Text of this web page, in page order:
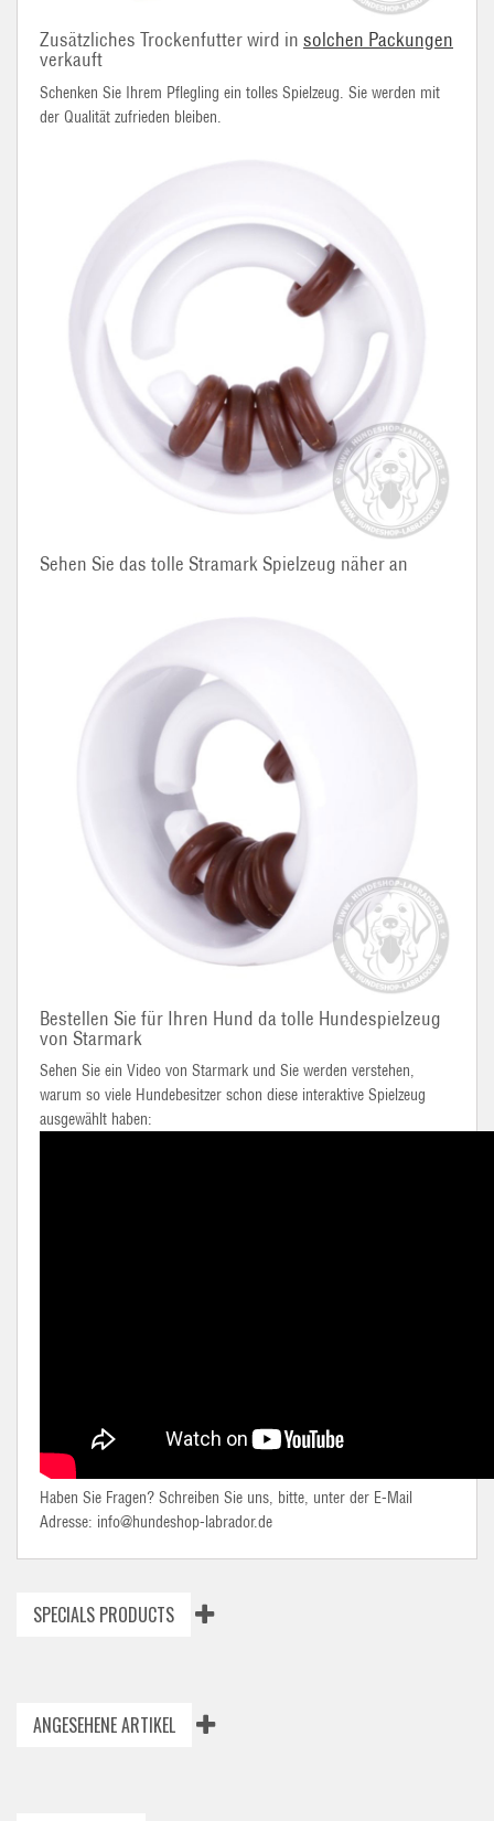
Zusätzliches Trockenfutter wird in solchen Packungen
verkauft
Schenken Sie Ihrem Pflegling ein tolles Spielzeug. Sie werden mit
der Qualität zufrieden bleiben.
Sehen Sie das tolle Stramark Spielzeug näher an
Bestellen Sie für Ihren Hund da tolle Hundespielzeug
von Starmark
Sehen Sie ein Video von Starmark und Sie werden verstehen,
warum so viele Hundebesitzer schon diese interaktive Spielzeug
ausgewählt haben:
Haben Sie Fragen? Schreiben Sie uns, bitte, unter der E-Mail
Adresse: info@hundeshop-labrador.de
SPECIALS PRODUCTS
ANGESEHENE ARTIKEL